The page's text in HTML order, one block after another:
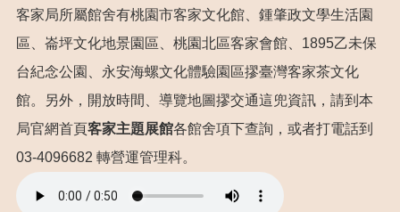
玩
樂
家
便
民
服
業
客家局所屬館舍有桃園市客家文化館、鍾肇政文學生活園
區、崙坪文化地景園區、桃園北區客家會館、1895乙未保
台紀念公園、永安海螺文化體驗園區摎臺灣客家茶文化
館。另外，開放時間、導覽地圖摎交通這兜資訊，請到本
局官網首頁客家主題展館各館舍項下查詢，或者打電話到
03-4096682 轉營運管理科。